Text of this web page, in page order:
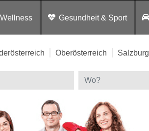
Gesundheit & Sport
Oberösterreich Salzburg